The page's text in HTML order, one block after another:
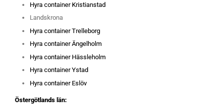
Hyra container Kristianstad
Landskrona
Hyra container Trelleborg
Hyra container Ängelholm
Hyra container Hässleholm
Hyra container Ystad
Hyra container Eslöv
Östergötlands län: